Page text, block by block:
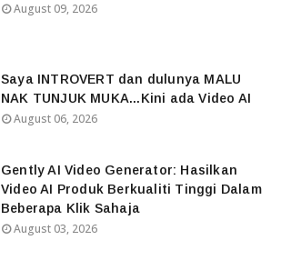
August 09, 2026
Saya INTROVERT dan dulunya MALU
NAK TUNJUK MUKA...Kini ada Video AI
August 06, 2026
Gently AI Video Generator: Hasilkan
Video AI Produk Berkualiti Tinggi Dalam
Beberapa Klik Sahaja
August 03, 2026